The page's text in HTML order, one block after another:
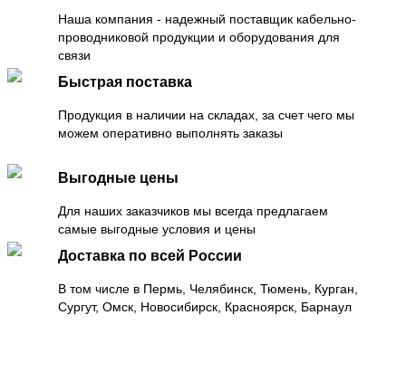
Наша компания - надежный поставщик кабельно-
проводниковой продукции и оборудования для
связи
Быстрая поставка
Продукция в наличии на складах, за счет чего мы
можем оперативно выполнять заказы
Выгодные цены
Для наших заказчиков мы всегда предлагаем
самые выгодные условия и цены
Доставка по всей России
В том числе в Пермь, Челябинск, Тюмень, Курган,
Сургут, Омск, Новосибирск, Красноярск, Барнаул